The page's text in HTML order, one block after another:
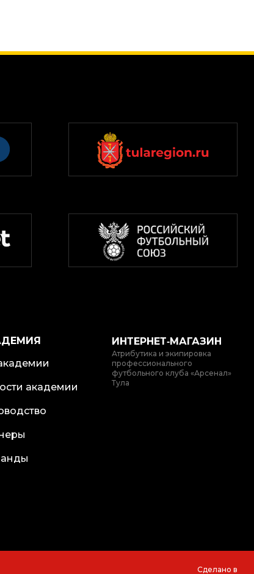
академии
ИНТЕРНЕТ‑МАГАЗИН
Атрибутика и экипировка
профессионального
футбольного клуба «Арсенал»
Тула
Сделано в